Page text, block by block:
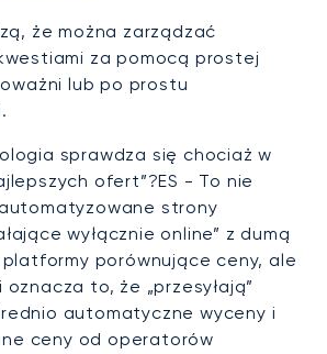
że można zarządzać
za pomocą prostej
lub po prostu
sprawdza się chociaż w
ofert”?ES - To nie
strony
wyłącznie online” z dumą
porównujące ceny, ale
to, że „przesyłają”
automatyczne wyceny i
ceny od operatorów